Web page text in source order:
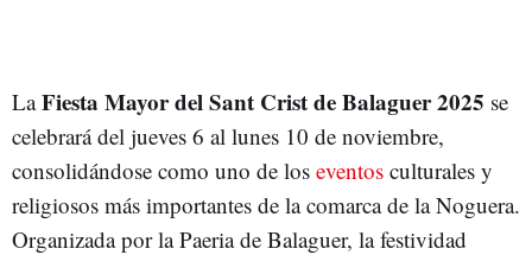
LaFiesta Mayor del Sant Crist de Balaguer 2025 se
celebrará del jueves 6 al lunes 10 de noviembre,
consolidándose como uno de los eventos culturales y
religiosos más importantes de la comarca de la Noguera.
Organizada por la Paeria de Balaguer, la festividad